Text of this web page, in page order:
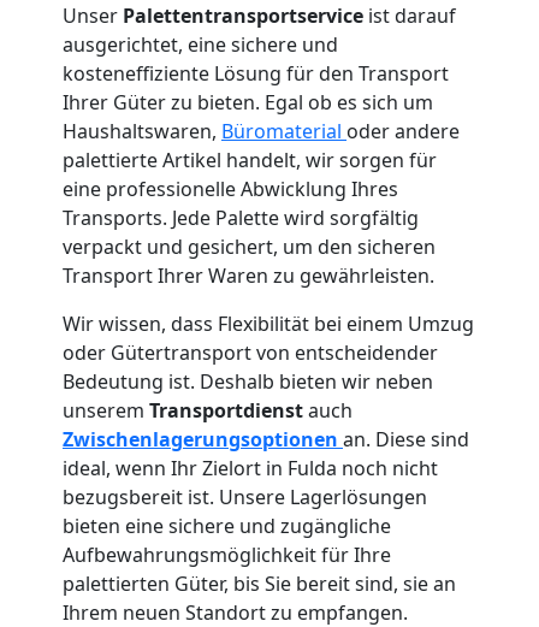
Unser Palettentransportservice ist darauf
ausgerichtet, eine sichere und
kosteneffiziente Lösung für den Transport
Ihrer Güter zu bieten. Egal ob es sich um
Haushaltswaren, Büromaterial oder andere
palettierte Artikel handelt, wir sorgen für
eine professionelle Abwicklung Ihres
Transports. Jede Palette wird sorgfältig
verpackt und gesichert, um den sicheren
Transport Ihrer Waren zu gewährleisten.
Wir wissen, dass Flexibilität bei einem Umzug
oder Gütertransport von entscheidender
Bedeutung ist. Deshalb bieten wir neben
unserem Transportdienstauch
Zwischenlagerungsoptionen an. Diese sind
ideal, wenn Ihr Zielort in Fulda noch nicht
bezugsbereit ist. Unsere Lagerlösungen
bieten eine sichere und zugängliche
Aufbewahrungsmöglichkeit für Ihre
palettierten Güter, bis Sie bereit sind, sie an
Ihrem neuen Standort zu empfangen.